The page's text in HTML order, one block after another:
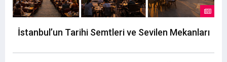
İstanbul’un Tarihi Semtleri ve Sevilen Mekanları